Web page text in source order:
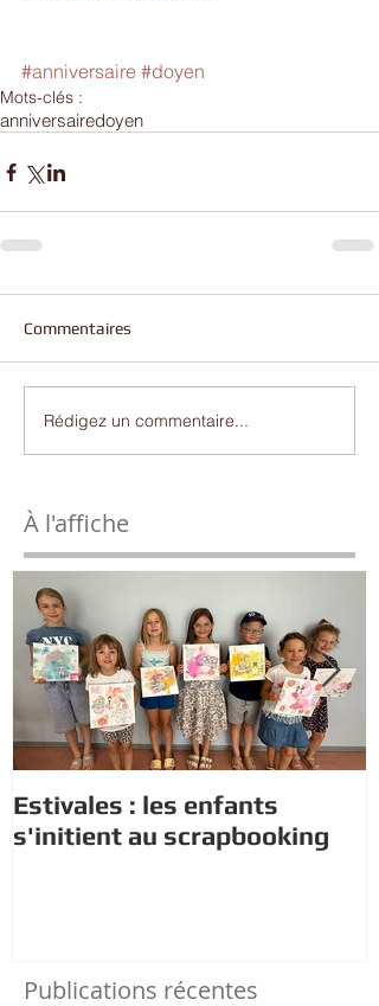
#anniversaire #doyen
Mots-clés :
anniversairedoyen
Commentaires
Rédigez un commentaire...
À l'affiche
Estivales : les enfants
s'initient au scrapbooking
Publications récentes